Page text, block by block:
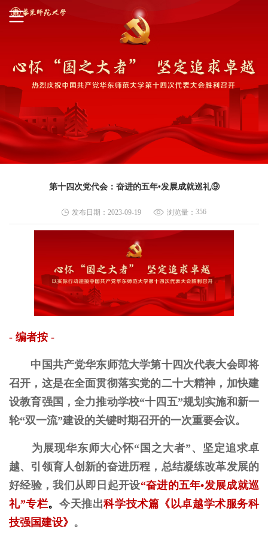
第十四次党代会：奋进的五年•发展成就巡礼⑨
发布日期：2023-09-19 浏览量： 356
- 编者按 -
中国共产党华东师范大学第十四次代表大会即将
召开，这是在全面贯彻落实党的二十大精神，加快建
设教育强国，全力推动学校“十四五”规划实施和新一
轮“双一流”建设的关键时期召开的一次重要会议。
为展现华东师大心怀“国之大者”、坚定追求卓
越、引领育人创新的奋进历程，总结凝练改革发展的
好经验，我们从即日起开设“奋进的五年•发展成就巡
礼”专栏。 今天推出科学技术篇 《以卓越学术服务科
技强国建设》 。